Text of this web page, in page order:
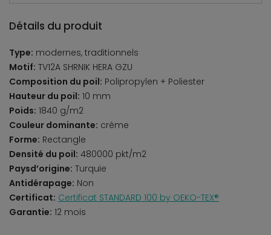
Détails du produit
Type: modernes, traditionnels
Motif: TV12A SHRNIK HERA GZU
Composition du poil: Polipropylen + Poliester
Hauteur du poil: 10 mm
Poids: 1840 g/m2
Couleur dominante: crème
Forme: Rectangle
Densité du poil: 480000 pkt/m2
Paysd’origine: Turquie
Antidérapage: Non
Certificat: Certificat STANDARD 100 by OEKO-TEX®
Garantie: 12 mois